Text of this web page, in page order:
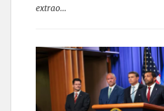
extrao...